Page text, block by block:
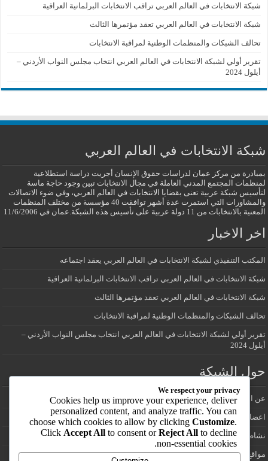
شبكة الانتخابات في العالم العربي تراقب الانتخابات البرلمانية العراقية
شبكة الانتخابات في العالم العربي تعقد مؤتمرها الثالث
تحالف الشبكات والمنظمات الوطنية لمراقبة الانتخابات
تقرير أولي لشبكة الانتخابات في العالم العربي انتخاب مجلس النواب الأردني –
أيلول 2024
شبكة الانتخابات في العالم العربي
بمبادرة من مركز عمان لدراسات حقوق الإنسان أجريت دراسة استطلاعية
لمنظمات المجتمع المدني العاملة في مجال الانتخابات تبين وجود حاجة ماسة
لتأسيس شبكة عربية تعنى بقضايا الانتخابات في العالم العربي، وفي ضوء الاتصالات
والمشاورات التي استمرت عدة أشهر توافقت 40 مؤسسة من مختلف المنظمات
المعنية بالانتخابات من 11 دولة عربية على تأسيس هذه الشبكة.عمان في 11/6/2006
اخر الاخبار
المكتب التنفيذي لشبكة الانتخابات في العالم العربي يعقد اجتماعه
شبكة الانتخابات في العالم العربي تراقب الانتخابات البرلمانية العراقية
شبكة الانتخابات في العالم العربي تعقد مؤتمرها الثالث
تحالف الشبكات والمنظمات الوطنية لمراقبة الانتخابات
تقرير أولي لشبكة الانتخابات في العالم العربي انتخاب مجلس النواب الأردني –
أيلول 2024
حول الشبكة
عن الشبكة
اعضاء شبكة الانتخابات في العالم العربي
نشاطات الشبكة
مواقع انتخابية
We respect your privacy
Cookies help us improve your experience, deliver
personalized content, and analyze traffic. You can
choose which cookies to allow by clickingCustomize.
Click Accept All to consent orReject All to decline
non-essential cookies.